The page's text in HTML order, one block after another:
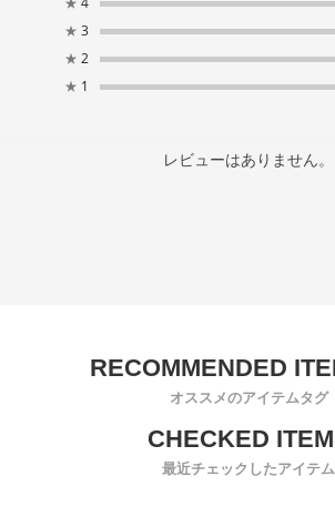
★ 3
★ 2
★ 1
レビューはありません。
オススメのアイテムタグ
最近チェックしたアイテム